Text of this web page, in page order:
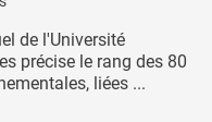
de l'Université
précise le rang des 80
liées ...